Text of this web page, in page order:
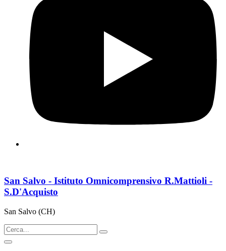
San Salvo - Istituto Omnicomprensivo R.Mattioli -
S.D'Acquisto
San Salvo (CH)